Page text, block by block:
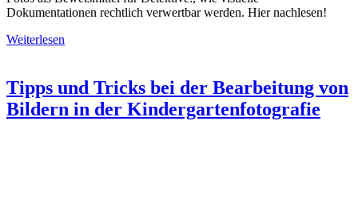
Dokumentationen rechtlich verwertbar werden. Hier nachlesen!
Weiterlesen
Tipps und Tricks bei der Bearbeitung von
Bildern in der Kindergartenfotografie